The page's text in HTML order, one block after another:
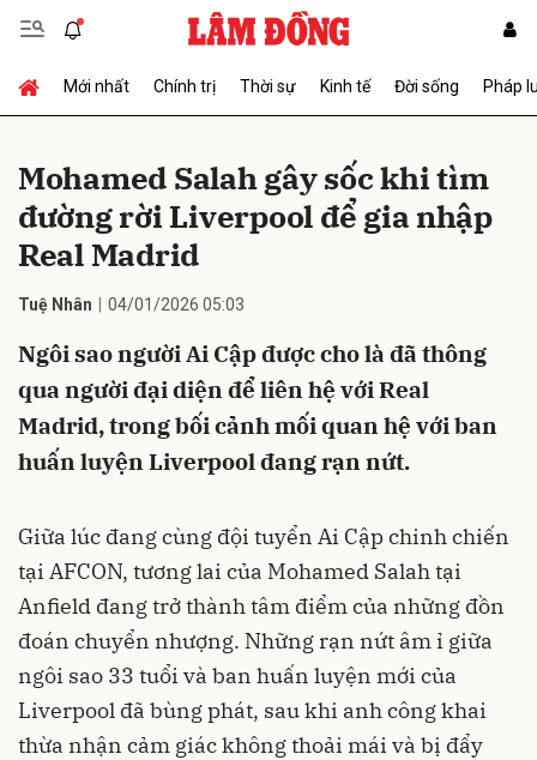
Mới nhất Chính trị Thời sự Kinh tế Đời sống Pháp
Mohamed Salah gây sốc khi tìm
đường rời Liverpool để gia nhập
Real Madrid
Tuệ Nhân 04/01/2026 05:03
Ngôi sao người Ai Cập được cho là đã thông
qua người đại diện để liên hệ với Real
Madrid, trong bối cảnh mối quan hệ với ban
huấn luyện Liverpool đang rạn nứt.
Giữa lúc đang cùng đội tuyển Ai Cập chinh chiến
tại AFCON, tương lai của Mohamed Salah tại
Anfield đang trở thành tâm điểm của những đồn
đoán chuyển nhượng. Những rạn nứt âm ỉ giữa
ngôi sao 33 tuổi và ban huấn luyện mới của
Liverpool đã bùng phát, sau khi anh công khai
thừa nhận cảm giác không thoải mái và bị đẩy
Gửi bình luận
Hủy Gửi